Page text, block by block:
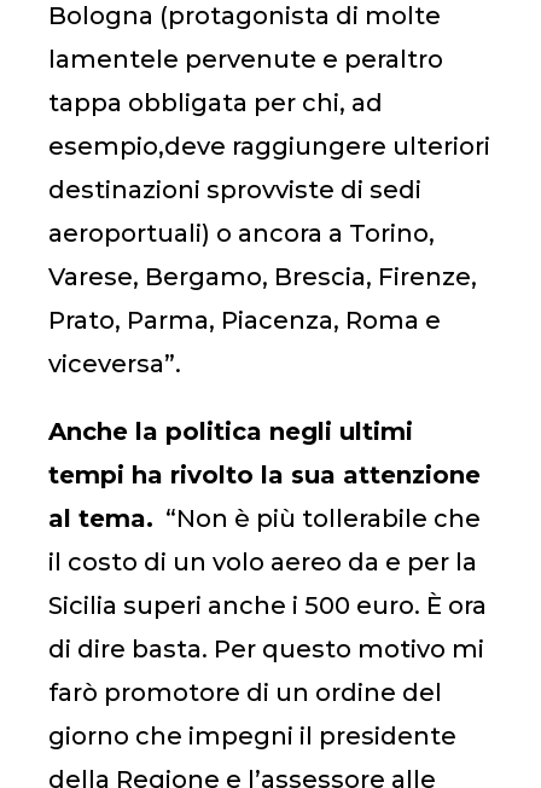
Bologna (protagonista di molte
lamentele pervenute e peraltro
tappa obbligata per chi, ad
esempio,deve raggiungere ulteriori
destinazioni sprovviste di sedi
aeroportuali) o ancora a Torino,
Varese, Bergamo, Brescia, Firenze,
Prato, Parma, Piacenza, Roma e
viceversa”.
Anche la politica negli ultimi
tempi ha rivolto la sua attenzione
al tema. “Non è più tollerabile che
il costo di un volo aereo da e per la
Sicilia superi anche i 500 euro. È ora
di dire basta. Per questo motivo mi
farò promotore di un ordine del
giorno che impegni il presidente
della Regione e l’assessore alle